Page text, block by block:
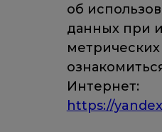
об
данных при
Интернет:
https://